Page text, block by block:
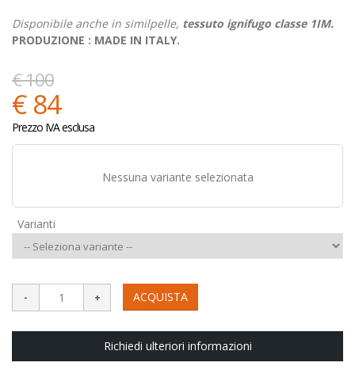
Disponibile anche in similpelle, tessuto ignifugo classe 1IM.
PRODUZIONE : MADE IN ITALY.
€ 100
€ 84
Prezzo IVA esclusa
Nessuna variante selezionata
Varianti
ACQUISTA
Richiedi ulteriori informazioni